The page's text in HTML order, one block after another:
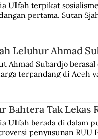
Ullfah terpikat
pertama. Sutan
Leluhur Ahmad
Ahmad Subardjo berasal
terpandang di Aceh
Bahtera Tak Lekas
Ullfah berada di dalam
penyusunan RUU